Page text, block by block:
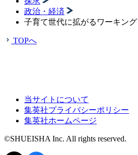
政治・経済
子育て世代に拡がるワーキング
TOPへ
当サイトについて
集英社プライバシーポリシー
集英社ホームページ
©SHUEISHA Inc. All rights reserved.